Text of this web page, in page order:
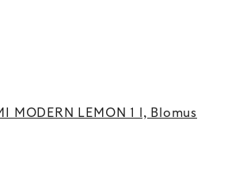
MODERN LEMON 1 l, Blomus